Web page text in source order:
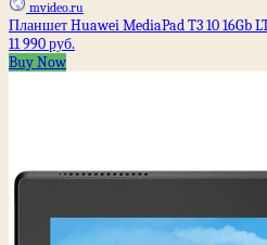
mvideo.ru
Планшет Huawei MediaPad T3 10 16Gb
11 990 руб.
Buy Now